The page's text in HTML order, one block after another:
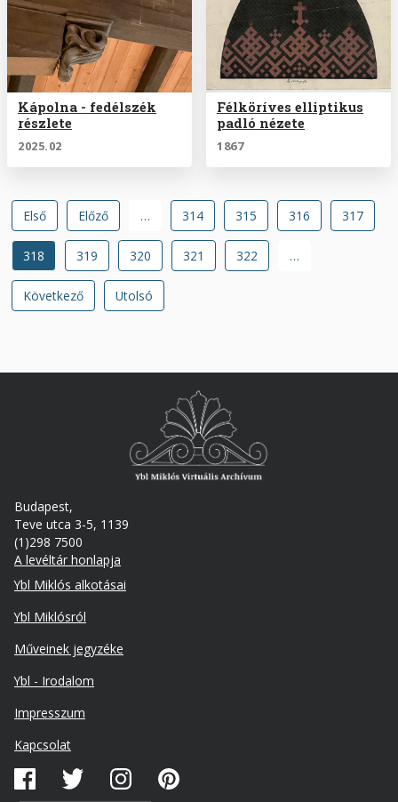
Kápolna - fedélszék
részlete
2025.02
Félköríves elliptikus
padló nézete
1867
Oldalszámozás
Első
oldal
Első
Előző
oldal
Előző … Oldal
314 Oldal
315 Oldal
316 Oldal
317
Jelenlegi
oldal
318 Oldal
319 Oldal
320 Oldal
321 Oldal
322 …
Következő
oldal
Következő
Utolsó
oldal
Utolsó
Budapest,
Teve utca 3-5, 1139
(1)298 7500
A levéltár honlapja
Footer
Ybl Miklós alkotásai
Ybl Miklósról
Műveinek jegyzéke
Ybl - Irodalom
Lábléc
másodlagos
Impresszum
Kapcsolat
Közösségi
média